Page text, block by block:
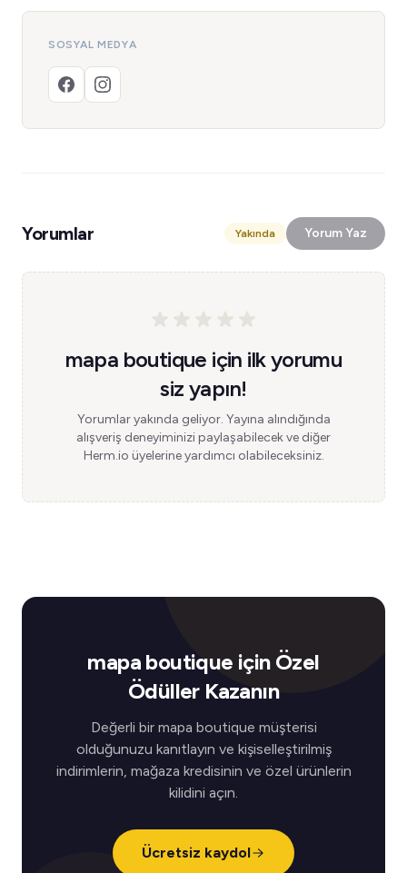
SOSYAL MEDYA
Yorumlar Yakında Yorum Yaz
mapa boutique için ilk yorumu
siz yapın!
Yorumlar yakında geliyor. Yayına alındığında
alışveriş deneyiminizi paylaşabilecek ve diğer
Herm.io üyelerine yardımcı olabileceksiniz.
mapa boutique için Özel
Ödüller Kazanın
Değerli bir mapa boutique müşterisi
olduğunuzu kanıtlayın ve kişiselleştirilmiş
indirimlerin, mağaza kredisinin ve özel ürünlerin
kilidini açın.
Ücretsiz kaydol